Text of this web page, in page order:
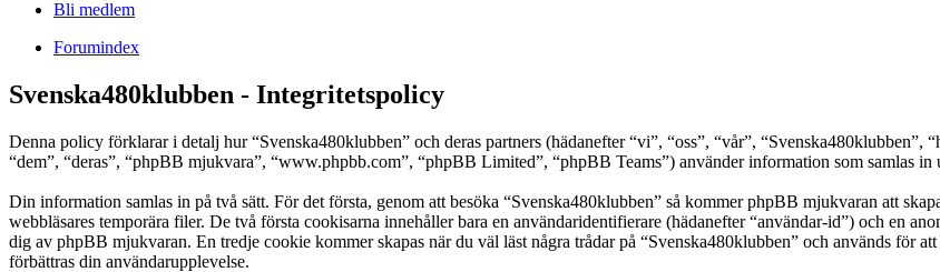
Bli medlem
Forumindex
Svenska480klubben - Integritetspolicy
Denna policy förklarar i detalj hur “Svenska480klubben” och deras partners (hädanefter “vi”, “oss”, “vår”,
“dem”, “deras”, “phpBB mjukvara”, “www.phpbb.com”, “phpBB Limited”, “phpBB Teams”) använder information som samlas
Din information samlas in på två sätt. För det första, genom att besöka “Svenska480klubben” så kommer phpBB mjukvaran att
webbläsares temporära filer. De två första cookisarna innehåller bara en användaridentifierare (hädanefter “användar-id”) och en
dig av phpBB mjukvaran. En tredje cookie kommer skapas när du väl läst några trådar på “Svenska480klubben” och används för
förbättras din användarupplevelse.